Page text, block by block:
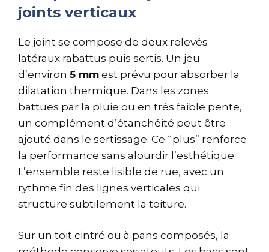
joints verticaux
Le joint se compose de deux relevés
latéraux rabattus puis sertis. Un jeu
d’environ 5 mm est prévu pour absorber la
dilatation thermique. Dans les zones
battues par la pluie ou en très faible pente,
un complément d’étanchéité peut être
ajouté dans le sertissage. Ce “plus” renforce
la performance sans alourdir l’esthétique.
L’ensemble reste lisible de rue, avec un
rythme fin des lignes verticales qui
structure subtilement la toiture.
Sur un toit cintré ou à pans composés, la